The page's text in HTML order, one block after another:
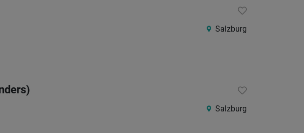
Salzburg
Salzburg